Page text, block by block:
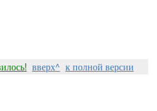
вверх^ к полной версии